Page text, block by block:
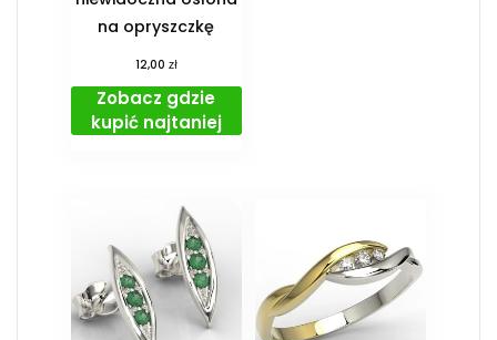
na opryszczkę
12,00 zł
Zobacz gdzie
kupić najtaniej